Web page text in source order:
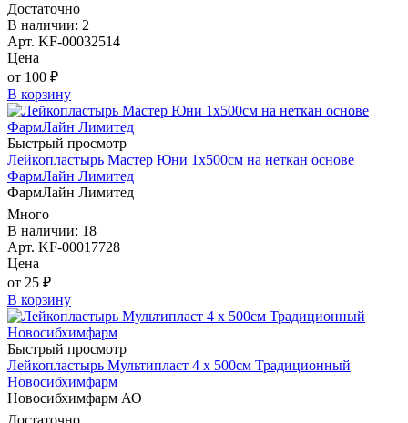
Достаточно
В наличии: 2
Арт. KF-00032514
Цена
от 100 ₽
В корзину
Быстрый просмотр
Лейкопластырь Мастер Юни 1х500см на неткан основе
ФармЛайн Лимитед
ФармЛайн Лимитед
Много
В наличии: 18
Арт. KF-00017728
Цена
от 25 ₽
В корзину
Быстрый просмотр
Лейкопластырь Мультипласт 4 х 500см Традиционный
Новосибхимфарм
Новосибхимфарм АО